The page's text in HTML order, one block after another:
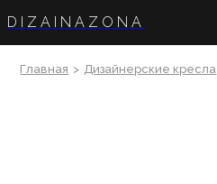
DIZAINAZONA
Главная > Дизайнерские кресла